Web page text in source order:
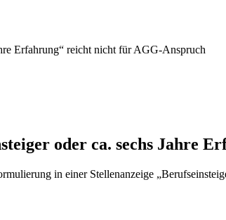
Erfahrung“ reicht nicht für AGG-Anspruch
oder ca. sechs Jahre
in einer Stellenanzeige